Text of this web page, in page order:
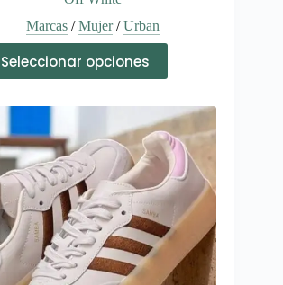
Marcas /Mujer/Urban
Seleccionar opciones
producto
tiene
opciones
se
pueden
elegir
en
la
página
de
producto